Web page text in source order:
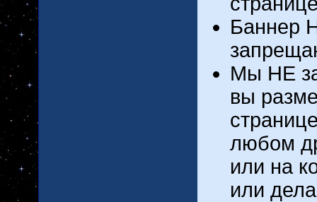
Баннер
Мы НЕ
вы
любом
или на
или